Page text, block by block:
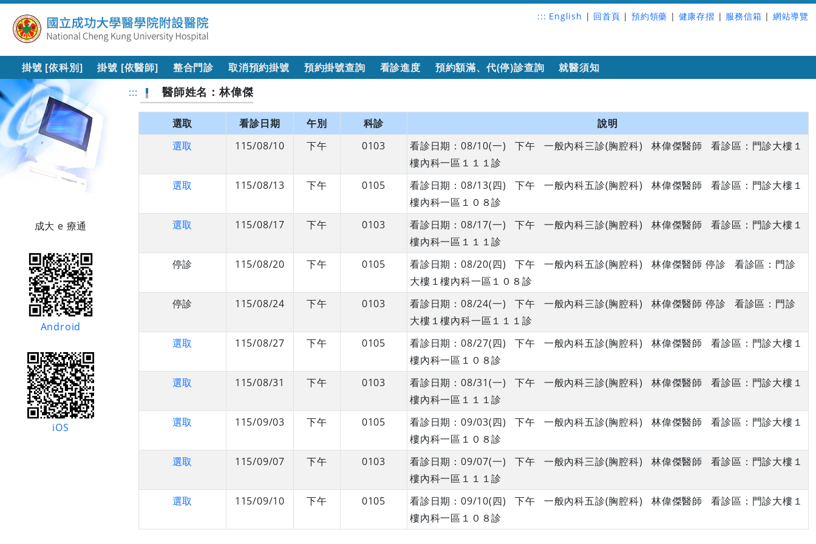
::: English | 回首頁 | 預約領藥 | 健康存摺 | 服務信箱 | 網站導覽
掛號 [依科別] 掛號 [依醫師] 整合門診 取消預約掛號 預約掛號查詢 看診進度 預約額滿、代(停)診查詢 就醫須知
成大 e 療通
Android
iOS
::: 醫師姓名：林偉傑
選取 看診日期 午別 科診
說明
選取
115/08/10 下午 0103
看診日期：08/10(一) 下午 一般內科三診(胸腔科) 林偉傑醫師 看診區：門診大樓１
樓內科一區１１１診
選取
115/08/13 下午 0105
看診日期：08/13(四) 下午 一般內科五診(胸腔科) 林偉傑醫師 看診區：門診大樓１
樓內科一區１０８診
選取
115/08/17 下午 0103
看診日期：08/17(一) 下午 一般內科三診(胸腔科) 林偉傑醫師 看診區：門診大樓１
樓內科一區１１１診
停診
115/08/20 下午 0105
看診日期：08/20(四) 下午 一般內科五診(胸腔科) 林偉傑醫師 停診 看診區：門診
大樓１樓內科一區１０８診
停診
115/08/24 下午 0103
看診日期：08/24(一) 下午 一般內科三診(胸腔科) 林偉傑醫師 停診 看診區：門診
大樓１樓內科一區１１１診
選取
115/08/27 下午 0105
看診日期：08/27(四) 下午 一般內科五診(胸腔科) 林偉傑醫師 看診區：門診大樓１
樓內科一區１０８診
選取
115/08/31 下午 0103
看診日期：08/31(一) 下午 一般內科三診(胸腔科) 林偉傑醫師 看診區：門診大樓１
樓內科一區１１１診
選取
115/09/03 下午 0105
看診日期：09/03(四) 下午 一般內科五診(胸腔科) 林偉傑醫師 看診區：門診大樓１
樓內科一區１０８診
選取
115/09/07 下午 0103
看診日期：09/07(一) 下午 一般內科三診(胸腔科) 林偉傑醫師 看診區：門診大樓１
樓內科一區１１１診
選取
115/09/10 下午 0105
看診日期：09/10(四) 下午 一般內科五診(胸腔科) 林偉傑醫師 看診區：門診大樓１
樓內科一區１０８診